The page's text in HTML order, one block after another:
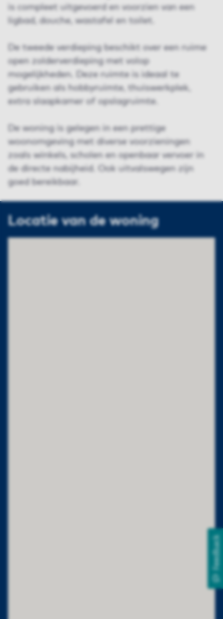
is compleet uitgevoerd en voorzien van een
ligbad, douche, wastafel en toilet.
De tweede verdieping beschikt over een ruime
open zolderverdieping met volop
mogelijkheden. Deze ruimte is ideaal te
gebruiken als hobbyruimte, thuiswerkplek,
extra slaapkamer of opslagruimte.
De woning is gelegen in een prettige
woonomgeving met diverse voorzieningen
zoals winkels, scholen en openbaar vervoer in
de directe nabijheid. Ook uitvalswegen zijn
goed bereikbaar.
Locatie van de woning
Feedback